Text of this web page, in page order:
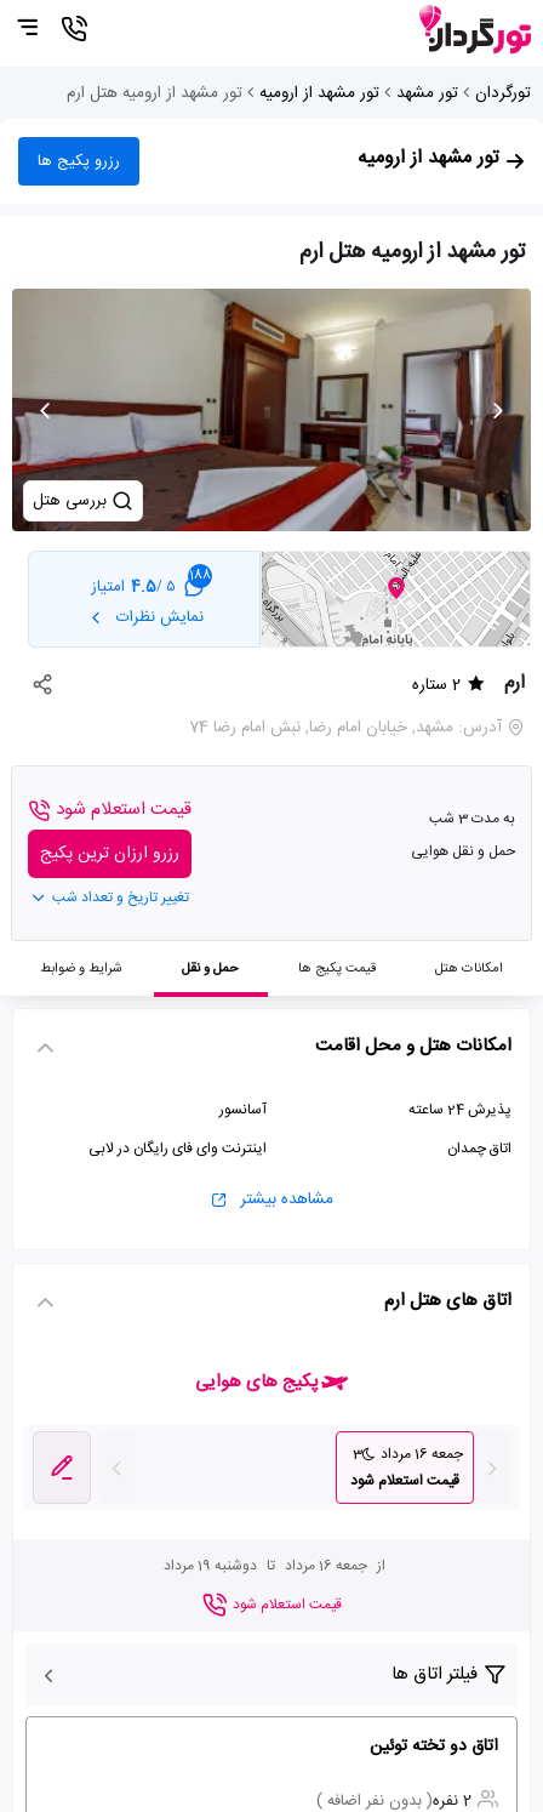
تورگردان تور مشهد تور مشهد از ارومیه تور مشهد از ارومیه هتل ارم
تور مشهد از ارومیه رزرو پکیج ها
تور مشهد از ارومیه هتل ارم
بررسی هتل
188
5 /
4.5 امتیاز
نمایش نظرات
ارم
2 ستاره
آدرس: مشهد, خیابان امام رضا, نبش امام رضا 74
به مدت 3 شب
حمل و نقل هوایی
قیمت استعلام شود
رزرو ارزان ترین پکیج
تغییر تاریخ و تعداد شب
امکانات هتل قیمت پکیج ها حمل و نقل شرایط و ضوابط
امکانات هتل و محل اقامت
پذیرش 24 ساعته
آسانسور
اتاق چمدان
اینترنت وای فای رایگان در لابی
مشاهده بیشتر
اتاق های هتل ارم
پکیج های هوایی
جمعه 16 مرداد
3
قیمت استعلام شود
از جمعه 16 مرداد تا دوشنبه 19 مرداد
قیمت استعلام شود
فیلتر اتاق ها
اتاق دو تخته توئین
2 نفره
( بدون نفر اضافه )